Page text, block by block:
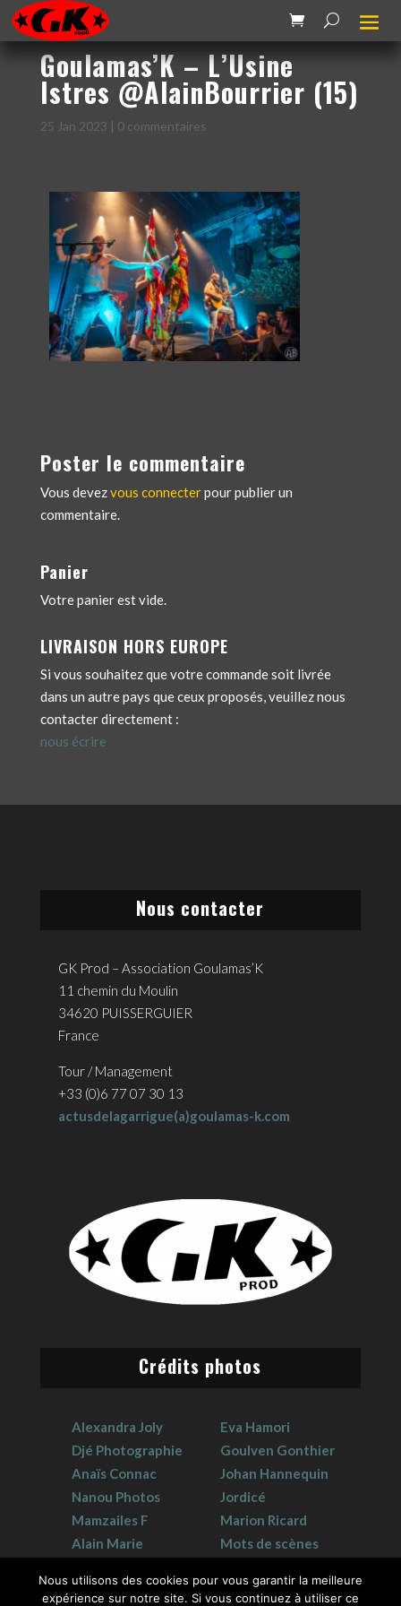
Goulamas’K – L’Usine
Istres @AlainBourrier (15)
25 Jan 2023 | 0 commentaires
Poster le commentaire
Vous devezvous connecterpour publier un
commentaire.
Panier
Votre panier est vide.
LIVRAISON HORS EUROPE
Si vous souhaitez que votre commande soit livrée
dans un autre pays que ceux proposés, veuillez nous
contacter directement :
nous écrire
Nous contacter
GK Prod – Association Goulamas’K
11 chemin du Moulin
34620 PUISSERGUIER
France
Tour / Management
+33 (0)6 77 07 30 13
actusdelagarrigue(a)goulamas-k.com
Crédits photos
Alexandra Joly
Djé Photographie
Anaïs Connac
Nanou Photos
Mamzailes F
Alain Marie
Eva Hamori
Goulven Gonthier
Johan Hannequin
Jordicé
Marion Ricard
Mots de scènes
Nous utilisons des cookies pour vous garantir la meilleure
expérience sur notre site. Si vous continuez à utiliser ce